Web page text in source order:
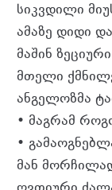
სიკვდილი
ამაზე დიდი
მაშინ
მთელი
ანგელოზმა
• მაგრამ
•
მან